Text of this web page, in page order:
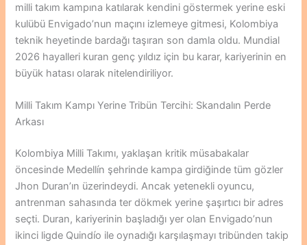
milli takım kampına katılarak kendini göstermek yerine eski
kulübü Envigado’nun maçını izlemeye gitmesi, Kolombiya
teknik heyetinde bardağı taşıran son damla oldu. Mundial
2026 hayalleri kuran genç yıldız için bu karar, kariyerinin en
büyük hatası olarak nitelendiriliyor.
Milli Takım Kampı Yerine Tribün Tercihi: Skandalın Perde
Arkası
Kolombiya Milli Takımı, yaklaşan kritik müsabakalar
öncesinde Medellín şehrinde kampa girdiğinde tüm gözler
Jhon Duran’ın üzerindeydi. Ancak yetenekli oyuncu,
antrenman sahasında ter dökmek yerine şaşırtıcı bir adres
seçti. Duran, kariyerinin başladığı yer olan Envigado’nun
ikinci ligde Quindío ile oynadığı karşılaşmayı tribünden takip